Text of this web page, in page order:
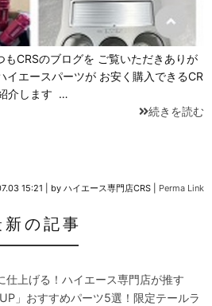
CRSのブログを ご覧いただきありが
エースパーツが お安く購入できるCR
介します …
続きを読む
15:21 by ハイエース専門店CRS Perma Link
新の記事
仕上げる！ハイエース専門店が推す
」おすすめパーツ5選！限定テールラ